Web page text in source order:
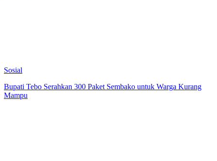
Sosial
Bupati Tebo Serahkan 300 Paket Sembako untuk Warga Kurang
Mampu